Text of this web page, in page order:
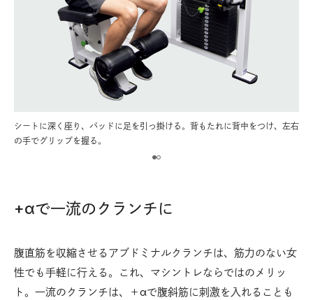
シートに深く座り、パッドに足を引っ掛ける。背もたれに背中をつけ、左右
の手でグリップを握る。
+αで一流のクランチに
腹直筋を収縮させるアブドミナルクランチは、筋力のない女
性でも手軽に行える。これ、マシントレならではのメリッ
ト。一流のクランチは、＋αで腹斜筋に刺激を入れることも